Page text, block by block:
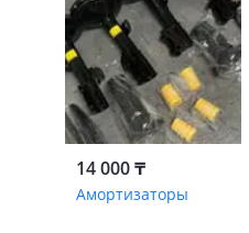
14 000 ₸
Амортизаторы